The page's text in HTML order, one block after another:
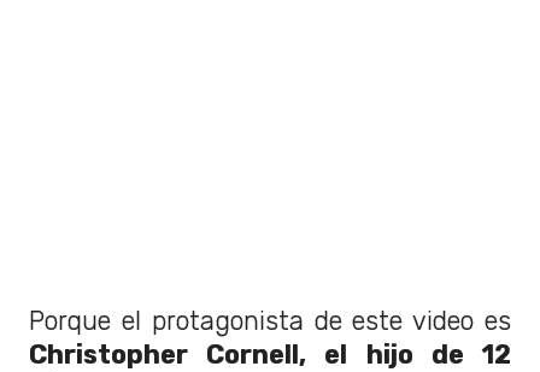
Porque el protagonista de este video es
Christopher Cornell, el hijo de 12